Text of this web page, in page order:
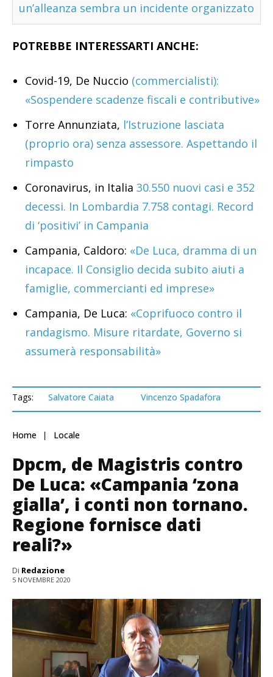
un’alleanza sembra un incidente organizzato
POTREBBE INTERESSARTI ANCHE:
Covid-19, De Nuccio (commercialisti):
«Sospendere scadenze fiscali e contributive»
Torre Annunziata, l’Istruzione lasciata
(proprio ora) senza assessore. Aspettando il
rimpasto
Coronavirus, in Italia 30.550 nuovi casi e 352
decessi. In Lombardia 7.758 contagi. Record
di ‘positivi’ in Campania
Campania, Caldoro: «De Luca, dramma di un
incapace. Il Consiglio decida subito aiuti a
famiglie, commercianti ed imprese»
Campania, De Luca: «Coprifuoco contro il
randagismo. Misure ritardate, Governo si
assumerà responsabilità»
Tags: Salvatore Caiata Vincenzo Spadafora
Home Locale
Dpcm, de Magistris contro
De Luca: «Campania ‘zona
gialla’, i conti non tornano.
Regione fornisce dati
reali?»
Di Redazione
5 NOVEMBRE 2020